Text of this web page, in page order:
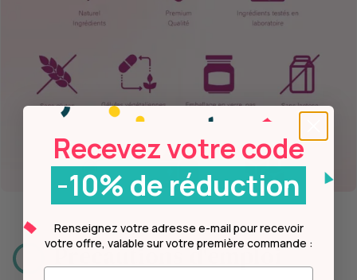
Précautions d'emploi
Recevez votre code
-10% de réduction
Renseignez votre adresse e-mail pour recevoir
votre offre, valable sur votre première commande :
Entrez votre mail.